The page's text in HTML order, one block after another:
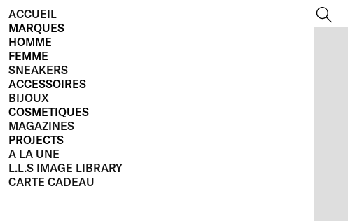
ACCUEIL
MARQUES
HOMME
FEMME
SNEAKERS
ACCESSOIRES
BIJOUX
COSMETIQUES
MAGAZINES
PROJECTS
A LA UNE
L.L.S IMAGE LIBRARY
CARTE CADEAU